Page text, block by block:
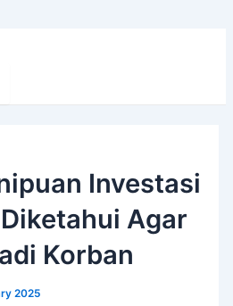
Investasi
Agar
Korban
2025